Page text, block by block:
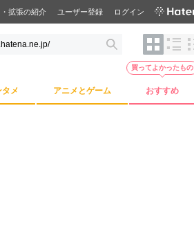
拡張の紹介 ユーザー登録 ログイン
タメ アニメとゲーム おすすめ
買ってよかったもの